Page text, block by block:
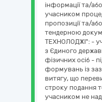
інформації та/
учасником
пропозиції та/
тендерною
ТЕХНОЛОДЖІ": -
з Єдиного
фізичних осіб -
формувань із
витягу, що
строку подання
учасником не